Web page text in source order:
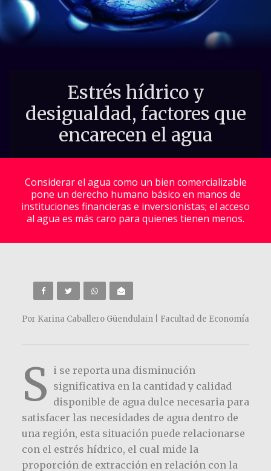
Estrés hídrico y
desigualdad, factores que
encarecen el agua
Considerar el agua como un bien comercializable
pone un derecho humano básico en manos de
instituciones financieras e inversionistas; el acceso
al agua es más caro para quienes tienen menos.
Por Karina Caballero Güendulain | Facultad de Economía
S i se reporta una disminución
significativa en la cantidad y calidad
disponible de agua dulce necesaria para
satisfacer las necesidades de agua dentro de
una región, esta situación puede relacionarse
con el estrés hídrico, el cual mide la
proporción de extracción en relación con la